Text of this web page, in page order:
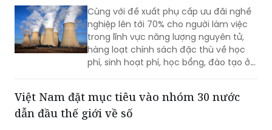
Cùng với đề xuất phụ cấp ưu đãi nghề
nghiệp lên tới 70% cho người làm việc
trong lĩnh vực năng lượng nguyên tử,
hàng loạt chính sách đặc thù về học
phí, sinh hoạt phí, học bổng, đào tạo ở
Việt Nam đặt mục tiêu vào nhóm 30 nước
dẫn đầu thế giới về số